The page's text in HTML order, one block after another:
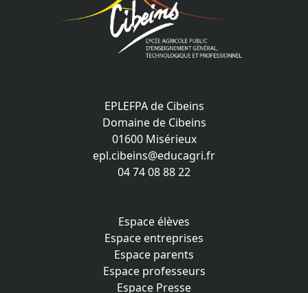
EPLEFPA de Cibeins
Domaine de Cibeins
01600 Misérieux
epl.cibeins@educagri.fr
04 74 08 88 22
Espace élèves
Espace entreprises
Espace parents
Espace professeurs
Espace Presse